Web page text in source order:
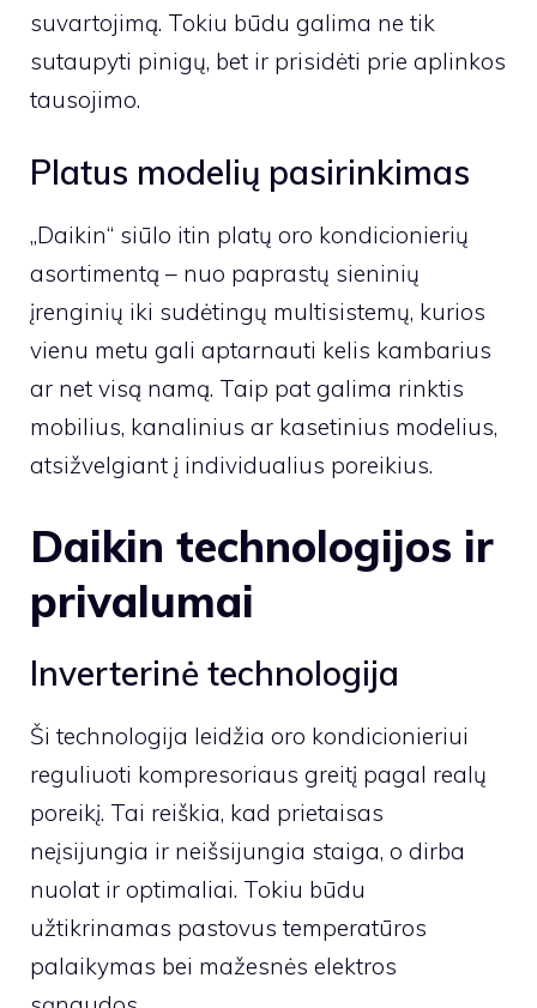
suvartojimą. Tokiu būdu galima ne tik
sutaupyti pinigų, bet ir prisidėti prie aplinkos
tausojimo.
Platus modelių pasirinkimas
„Daikin“ siūlo itin platų oro kondicionierių
asortimentą – nuo paprastų sieninių
įrenginių iki sudėtingų multisistemų, kurios
vienu metu gali aptarnauti kelis kambarius
ar net visą namą. Taip pat galima rinktis
mobilius, kanalinius ar kasetinius modelius,
atsižvelgiant į individualius poreikius.
Daikin technologijos ir
privalumai
Inverterinė technologija
Ši technologija leidžia oro kondicionieriui
reguliuoti kompresoriaus greitį pagal realų
poreikį. Tai reiškia, kad prietaisas
neįsijungia ir neišsijungia staiga, o dirba
nuolat ir optimaliai. Tokiu būdu
užtikrinamas pastovus temperatūros
palaikymas bei mažesnės elektros